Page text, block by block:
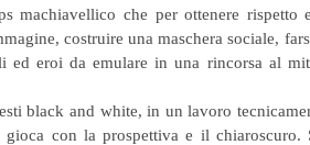
machiavellico che per ottenere rispetto
costruire una maschera sociale,
ed eroi da emulare in una rincorsa al
black and white, in un lavoro
con la prospettiva e il chiaroscuro.